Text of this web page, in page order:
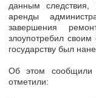
данным следствия,
аренды
завершения
злоупотребил
государству был
Об этом сообщили
отметили: